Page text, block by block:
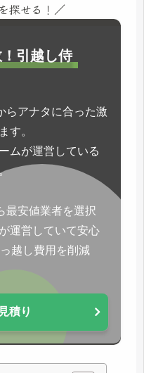
探せる！／
引越し侍
らアナタに合った激
す。
ムが運営している
最安値業者を選択
運営していて安心
越し費用を削減
積り